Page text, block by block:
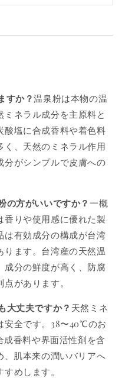
すか？温泉粉は本物の温
ネラル成分を主原料と
酸塩に合成香料や着色料
く、天然のミネラル作用
分がシンプルで皮膚への
の方がいいですか？ 一概
香りや使用感に優れた製
は有効成分の構成が台湾
ます。台湾産の天然温
成分の鮮度が高く、防腐
があります。
大丈夫ですか？ 天然ミネ
安全です。38〜40℃のお
成香料や界面活性剤を含
、肌本来の潤いバリアへ
めします。